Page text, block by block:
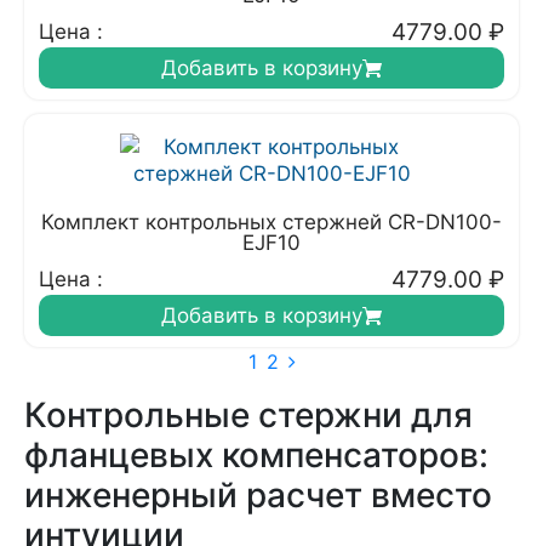
Цена :
4779.00 ₽
Добавить в корзину
Комплект контрольных стержней CR-DN100-
EJF10
Цена :
4779.00 ₽
Добавить в корзину
1 2
Контрольные стержни для
фланцевых компенсаторов:
инженерный расчет вместо
интуиции